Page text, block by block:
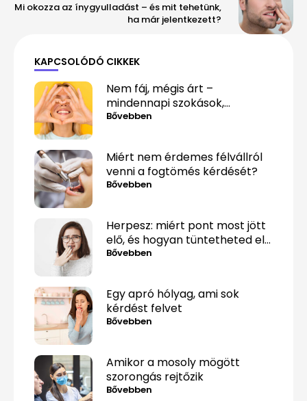
Mi okozza az ínygyulladást – és mit tehetünk,
ha már jelentkezett?
KAPCSOLÓDÓ CIKKEK
Nem fáj, mégis árt –
mindennapi szokások,
amelyek alattomosan
Bővebben
Miért nem érdemes félvállról
venni a fogtömés kérdését?
Bővebben
Herpesz: miért pont most jött
elő, és hogyan tüntetheted el
minél gyorsabban?
Bővebben
Egy apró hólyag, ami sok
kérdést felvet
Bővebben
Amikor a mosoly mögött
szorongás rejtőzik
Bővebben